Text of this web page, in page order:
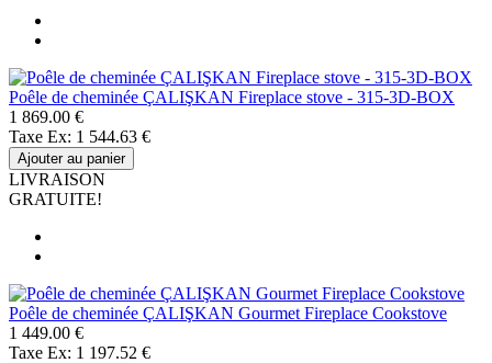
Poêle de cheminée ÇALIŞKAN Fireplace stove - 315-3D-BOX
1 869.00 €
Taxe Ex: 1 544.63 €
Ajouter au panier
LIVRAISON
GRATUITE!
Poêle de cheminée ÇALIŞKAN Gourmet Fireplace Cookstove
1 449.00 €
Taxe Ex: 1 197.52 €